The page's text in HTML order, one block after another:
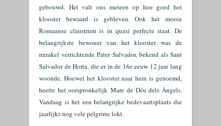
gebouwd. Het valt ons meteen op hoe goed het
klooster bewaard is gebleven. Ook het mooie
Romaanse claustrum is in quasi perfecte staat. De
belangrijkste bewoner van het klooster was de
mirakel verrichtende Pater Salvador, bekend als Sant
Salvador de Horta, die er in de 16e eeuw 12 jaar lang
woonde. Hoewel het klooster naar hem is genoemd,
heette het oorspronkelijkMare de Déu dels Àngels.
Vandaag is het een belangrijke bedevaartsplaats die
jaarlijks nog vele pelgrims lokt.